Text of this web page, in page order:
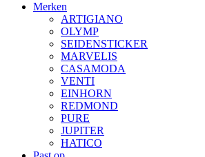
Merken
ARTIGIANO
OLYMP
SEIDENSTICKER
MARVELIS
CASAMODA
VENTI
EINHORN
REDMOND
PURE
JUPITER
HATICO